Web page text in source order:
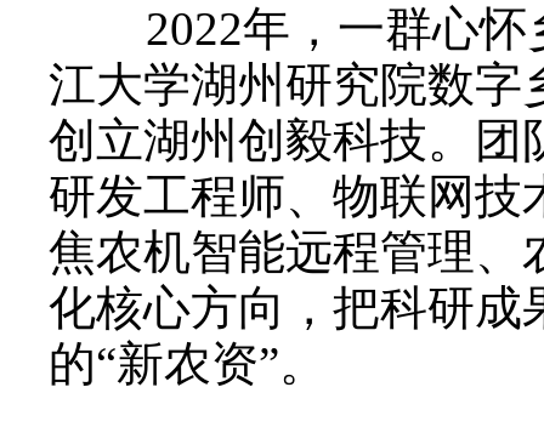
2022年，一群心怀
江大学湖州研究院数字
创立湖州创毅科技。团
研发工程师、物联网技
焦农机智能远程管理、
化核心方向，把科研成
的“新农资”。